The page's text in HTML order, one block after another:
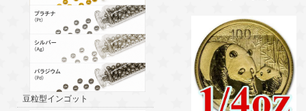
豆粒型インゴット